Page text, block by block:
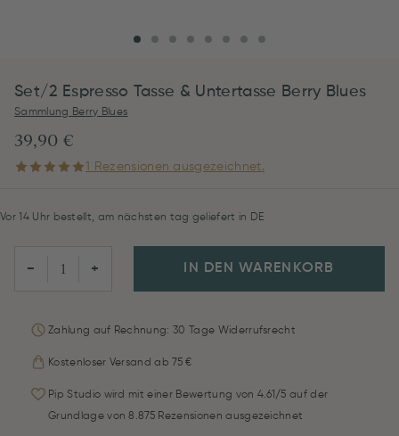
Set/2 Espresso Tasse & Untertasse Berry Blues
Sammlung Berry Blues
39,90 €
1 Rezensionen ausgezeichnet.
Vor 14 Uhr bestellt, am nächsten tag geliefert in DE
− + IN DEN WARENKORB
Zahlung auf Rechnung: 30 Tage Widerrufsrecht
Kostenloser Versand ab 75 €
Pip Studio wird mit einer Bewertung von 4.61/5 auf der
Grundlage von 8.875 Rezensionen ausgezeichnet